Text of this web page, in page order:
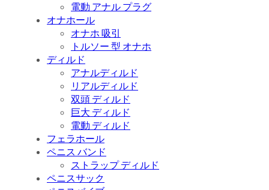
電動 アナル プラグ
オナホール
オナホ 吸引
トルソー 型 オナホ
ディルド
アナルディルド
リアルディルド
双頭 ディルド
巨大 ディルド
電動 ディルド
フェラホール
ペニス バンド
ストラップ ディルド
ペニスサック